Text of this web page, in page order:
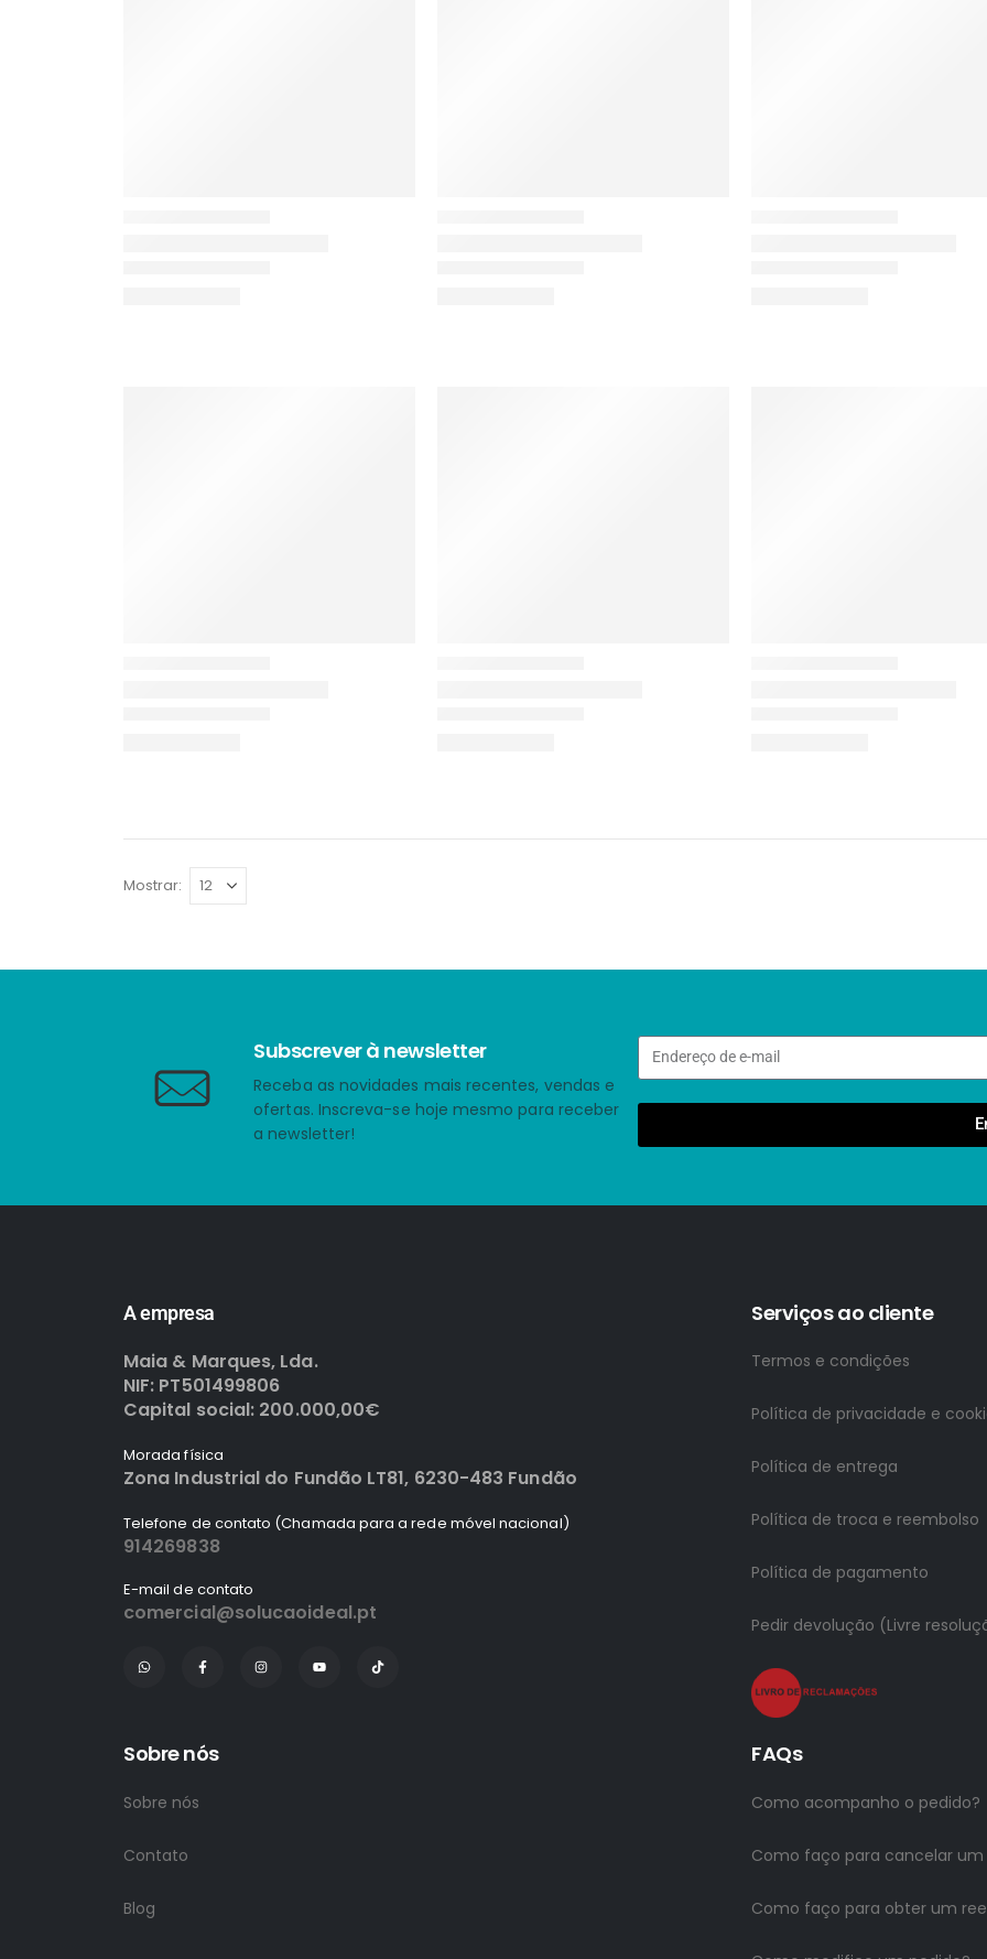
Mostrar:
Subscrever à newsletter
Receba as novidades mais recentes, vendas e
ofertas. Inscreva-se hoje mesmo para receber
a newsletter!
A empresa
Maia & Marques, Lda.
NIF: PT501499806
Capital social: 200.000,00€
Morada física
Zona Industrial do Fundão LT81, 6230-483 Fundão
Telefone de contato (Chamada para a rede móvel nacional)
914269838
E-mail de contato
comercial@solucaoideal.pt
Serviços ao cliente
Termos e condições
Política de privacidade e
Política de entrega
Política de troca e reembolso
Política de pagamento
Pedir devolução (Livre
Sobre nós
Sobre nós
Contato
Blog
FAQs
Como acompanho o pedido?
Como faço para cancelar um
Como faço para obter um